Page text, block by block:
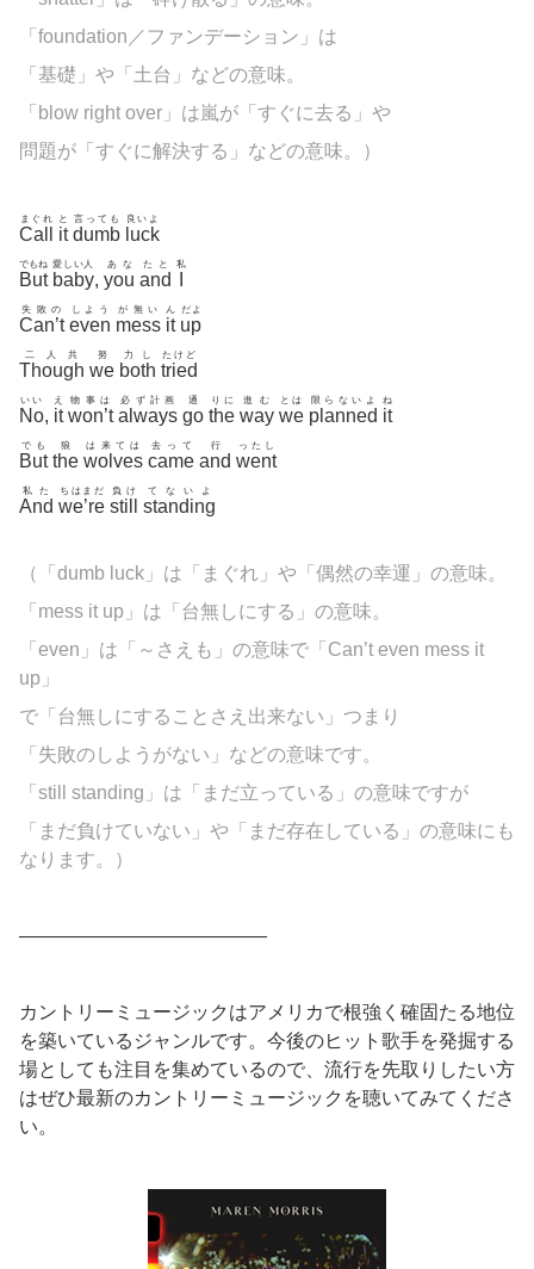
「 foundation／ファンデーション」は
「基礎」や「土台」などの意味。
「blow right over」は嵐が「すぐに去る」や
問題が「すぐに解決する」などの意味。）
Call
まぐれ
it
と
dumb
言っても
luck
良いよ
But
でもね
baby
愛しい人
, you
あな
and
たと 私
Can’t
失敗の
even
しよう
mess
が無い
it
ん
up
だよ
Though
二人共
we
努
both
力し
tried
たけど
No
いい
, it
え
won’t
物事は
always
必ず計画
go
通
the
りに
way
進む
we
とは
planned
限らないよ
it
ね
But
でも
the
狼
wolves
は来ては
came
去って
and
行
went
ったし
And
私た
we’re
ちはまだ
still
負け
standing
てないよ
（「dumb luck」は「まぐれ」や「偶然の幸運」の意味。
「mess it up」は「台無しにする」の意味。
「even」は「～さえも」の意味で「Can’t even mess it
up」
で「台無しにすることさえ出来ない」つまり
「失敗のしようがない」などの意味です。
「still standing」は「まだ立っている」の意味ですが
「まだ負けていない」や「まだ存在している」の意味にも
なります。）
—————————————
カントリーミュージックはアメリカで根強く確固たる地位
を築いているジャンルです。今後のヒット歌手を発掘する
場としても注目を集めているので、流行を先取りしたい方
はぜひ最新のカントリーミュージックを聴いてみてくださ
い。